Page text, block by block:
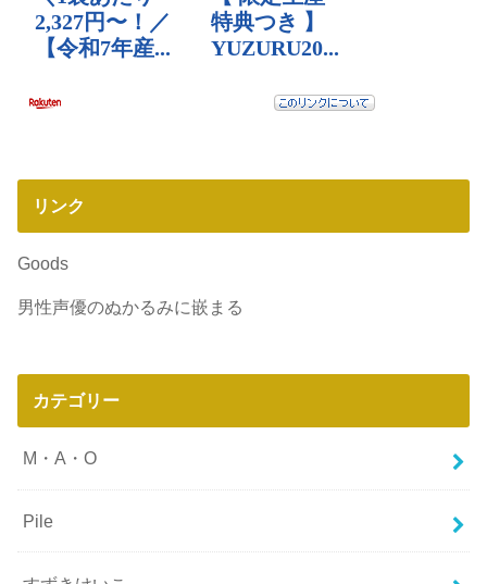
リンク
Goods
男性声優のぬかるみに嵌まる
カテゴリー
M・A・O
Pile